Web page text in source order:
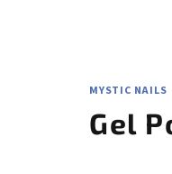
MYSTIC NAILS
Gel